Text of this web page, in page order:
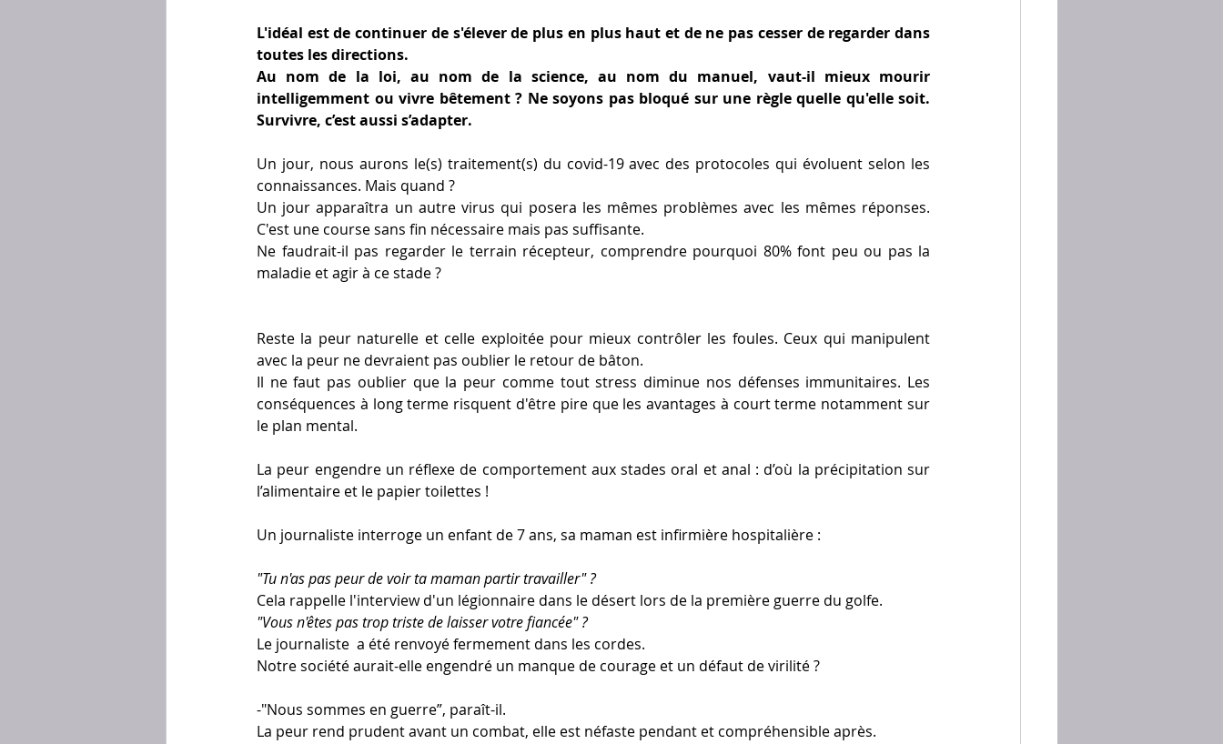
L'idéal est de continuer de s'élever de plus en plus haut et de ne pas cesser de regarder dans
toutes les directions.
Au nom de la loi, au nom de la science, au nom du manuel, vaut-il mieux mourir
intelligemment ou vivre bêtement ? Ne soyons pas bloqué sur une règle quelle qu'elle soit.
Survivre, c’est aussi s’adapter.
Un jour, nous aurons le(s) traitement(s) du covid-19 avec des protocoles qui évoluent selon les
connaissances. Mais quand ?
Un jour apparaîtra un autre virus qui posera les mêmes problèmes avec les mêmes réponses.
C'est une course sans fin nécessaire mais pas suffisante.
Ne faudrait-il pas regarder le terrain récepteur, comprendre pourquoi 80% font peu ou pas la
maladie et agir à ce stade ?
Reste la peur naturelle et celle exploitée pour mieux contrôler les foules. Ceux qui manipulent
avec la peur ne devraient pas oublier le retour de bâton.
Il ne faut pas oublier que la peur comme tout stress diminue nos défenses immunitaires. Les
conséquences à long terme risquent d'être pire que les avantages à court terme notamment sur
le plan mental.
La peur engendre un réflexe de comportement aux stades oral et anal : d’où la précipitation sur
l’alimentaire et le papier toilettes !
Un journaliste interroge un enfant de 7 ans, sa maman est infirmière hospitalière :
"Tu n'as pas peur de voir ta maman partir travailler" ?
Cela rappelle l'interview d'un légionnaire dans le désert lors de la première guerre du golfe.
"Vous n'êtes pas trop triste de laisser votre fiancée" ?
Le journaliste  a été renvoyé fermement dans les cordes.
Notre société aurait-elle engendré un manque de courage et un défaut de virilité ?
-"Nous sommes en guerre”, paraît-il.
La peur rend prudent avant un combat, elle est néfaste pendant et compréhensible après.